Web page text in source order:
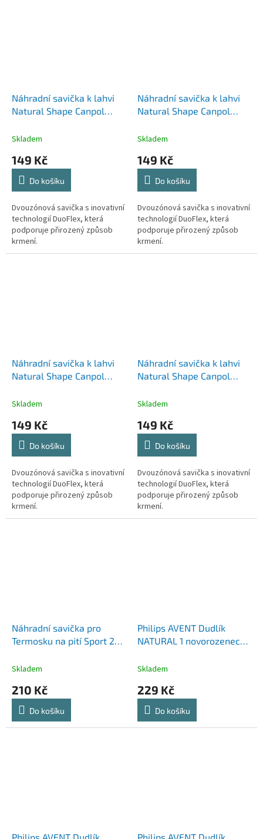
Náhradní savička k lahvi
Natural Shape Canpol
Skladem
149 Kč
Do košíku
Dvouzónová savička s inovativní
technologií DuoFlex, která
podporuje přirozený způsob
krmení.
Náhradní savička k lahvi
Natural Shape Canpol
Skladem
149 Kč
Do košíku
Dvouzónová savička s inovativní
technologií DuoFlex, která
podporuje přirozený způsob
krmení.
Náhradní savička k lahvi
Natural Shape Canpol
Skladem
149 Kč
Do košíku
Dvouzónová savička s inovativní
technologií DuoFlex, která
podporuje přirozený způsob
krmení.
Náhradní savička k lahvi
Natural Shape Canpol
Skladem
149 Kč
Do košíku
Dvouzónová savička s inovativní
technologií DuoFlex, která
podporuje přirozený způsob
krmení.
Náhradní savička pro
Termosku na pití Sport 2
Skladem
210 Kč
Do košíku
Philips AVENT Dudlík
NATURAL 1 novorozenecký
Skladem
229 Kč
Do košíku
Philips AVENT Dudlík Philips AVENT Dudlík